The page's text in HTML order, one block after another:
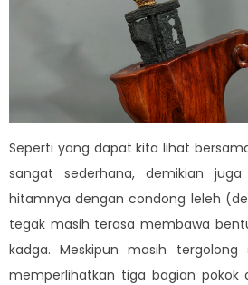
Seperti yang dapat kita lihat
sangat sederhana, demikian
hitamnya dengan condong leleh
tegak masih terasa membawa
kadga. Meskipun masih
memperlihatkan tiga bagian pokok